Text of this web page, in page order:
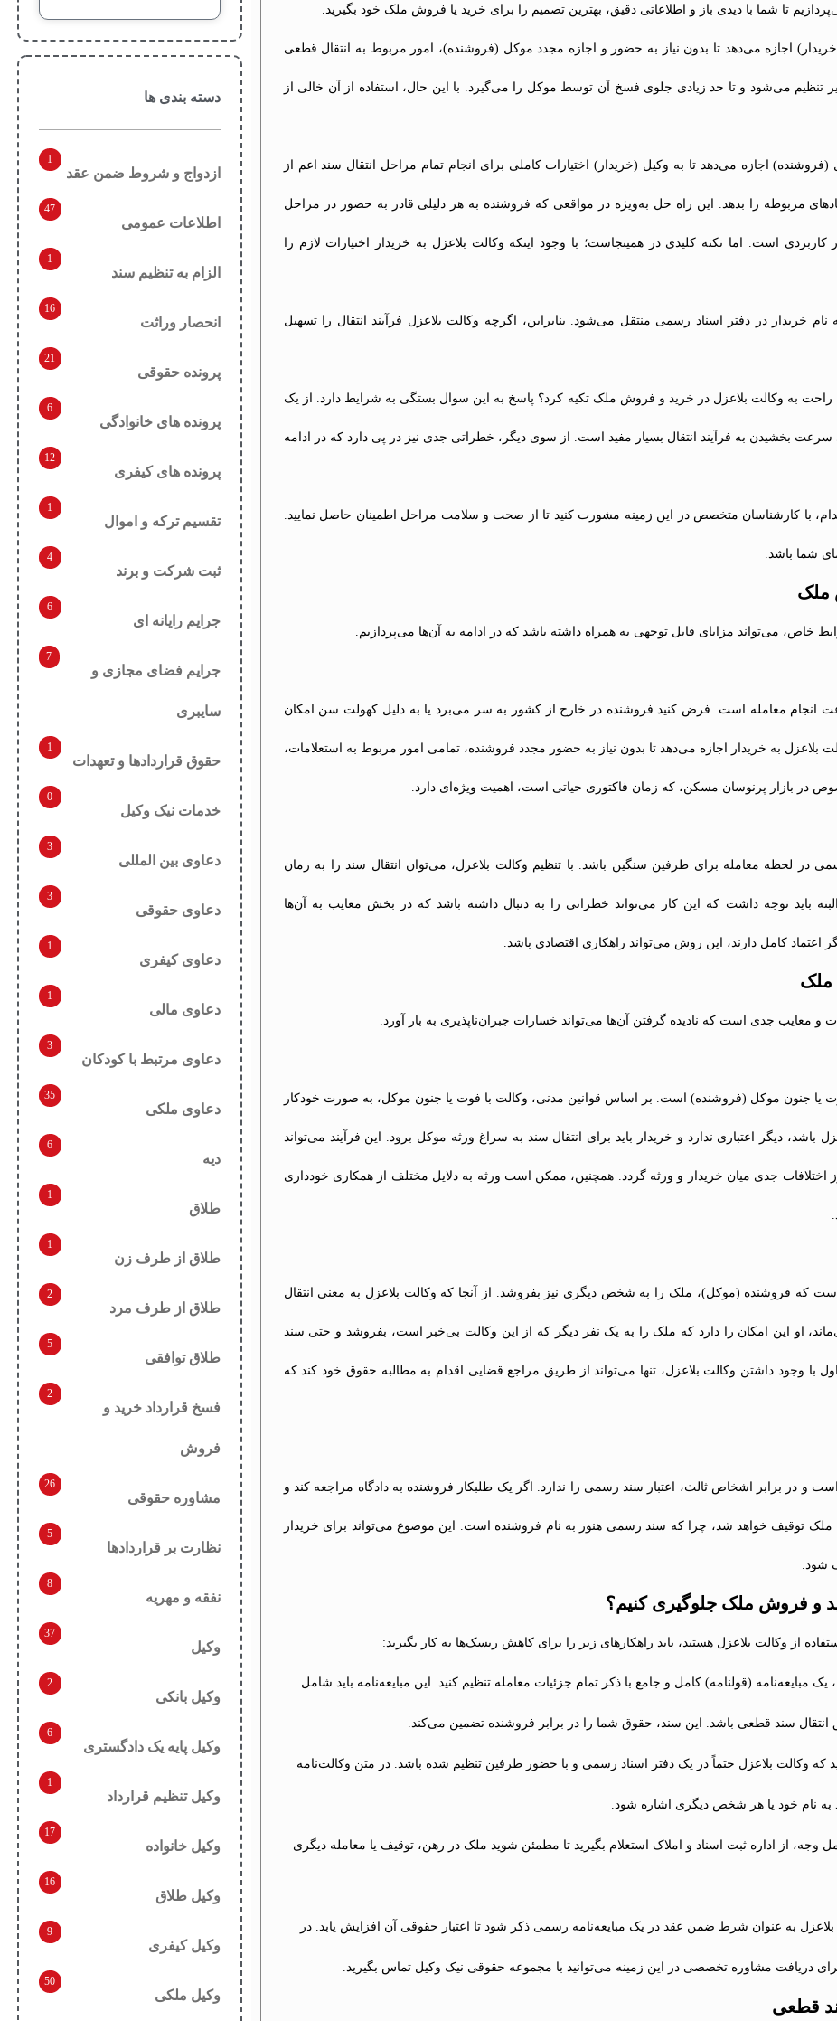
تا شما با دیدی باز و اطلاعاتی دقیق، بهترین تصمیم را برای خرید یا فروش ملک خود بگیرید.
اجازه می‌دهد تا بدون نیاز به حضور و اجازه مجدد موکل (فروشنده)، امور مربوط به انتقال قطعی
تنظیم می‌شود و تا حد زیادی جلوی فسخ آن توسط موکل را می‌گیرد. با این حال، استفاده از آن خالی از
اجازه می‌دهد تا به وکیل (خریدار) اختیارات کاملی برای انجام تمام مراحل انتقال سند اعم از
مربوطه را بدهد. این راه حل به‌ویژه در مواقعی که فروشنده به هر دلیلی قادر به حضور در مراحل
است. اما نکته کلیدی در همینجاست؛ با وجود اینکه وکالت بلاعزل به خریدار اختیارات لازم را
خریدار در دفتر اسناد رسمی منتقل می‌شود. بنابراین، اگرچه وکالت بلاعزل فرآیند انتقال را تسهیل
راحت به وکالت بلاعزل در خرید و فروش ملک تکیه کرد؟ پاسخ به این سوال بستگی به شرایط دارد. از یک
سرعت بخشیدن به فرآیند انتقال بسیار مفید است. از سوی دیگر، خطراتی جدی نیز در پی دارد که در ادامه
با کارشناسان متخصص در این زمینه مشورت کنید تا از صحت و سلامت مراحل اطمینان حاصل نمایید.
شما باشد.
ملک
خاص، می‌تواند مزایای قابل توجهی به همراه داشته باشد که در ادامه به آن‌ها می‌پردازیم.
انجام معامله است. فرض کنید فروشنده در خارج از کشور به سر می‌برد یا به دلیل کهولت سن امکان
بلاعزل به خریدار اجازه می‌دهد تا بدون نیاز به حضور مجدد فروشنده، تمامی امور مربوط به استعلامات،
در بازار پرنوسان مسکن، که زمان فاکتوری حیاتی است، اهمیت ویژه‌ای دارد.
در لحظه معامله برای طرفین سنگین باشد. با تنظیم وکالت بلاعزل، می‌توان انتقال سند را به زمان
باید توجه داشت که این کار می‌تواند خطراتی را به دنبال داشته باشد که در بخش معایب به آن‌ها
اعتماد کامل دارند، این روش می‌تواند راهکاری اقتصادی باشد.
ملک
و معایب جدی است که نادیده گرفتن آن‌ها می‌تواند خسارات جبران‌ناپذیری به بار آورد.
یا جنون موکل (فروشنده) است. بر اساس قوانین مدنی، وکالت با فوت یا جنون موکل، به صورت خودکار
دیگر اعتباری ندارد و خریدار باید برای انتقال سند به سراغ ورثه موکل برود. این فرآیند می‌تواند
اختلافات جدی میان خریدار و ورثه گردد. همچنین، ممکن است ورثه به دلایل مختلف از همکاری خودداری
که فروشنده (موکل)، ملک را به شخص دیگری نیز بفروشد. از آنجا که وکالت بلاعزل به معنی انتقال
او این امکان را دارد که ملک را به یک نفر دیگر که از این وکالت بی‌خبر است، بفروشد و حتی سند
با وجود داشتن وکالت بلاعزل، تنها می‌تواند از طریق مراجع قضایی اقدام به مطالبه حقوق خود کند که
و در برابر اشخاص ثالث، اعتبار سند رسمی را ندارد. اگر یک طلبکار فروشنده به دادگاه مراجعه کند و
ملک توقیف خواهد شد، چرا که سند رسمی هنوز به نام فروشنده است. این موضوع می‌تواند برای خریدار
شود.
و فروش ملک جلوگیری کنیم؟
از وکالت بلاعزل هستید، باید راهکارهای زیر را برای کاهش ریسک‌ها به کار بگیرید:
مبایعه‌نامه (قولنامه) کامل و جامع با ذکر تمام جزئیات معامله تنظیم کنید. این مبایعه‌نامه باید شامل
سند قطعی باشد. این سند، حقوق شما را در برابر فروشنده تضمین می‌کند.
که وکالت بلاعزل حتماً در یک دفتر اسناد رسمی و با حضور طرفین تنظیم شده باشد. در متن وکالت‌نامه
نام خود یا هر شخص دیگری اشاره شود.
وجه، از اداره ثبت اسناد و املاک استعلام بگیرید تا مطمئن شوید ملک در رهن، توقیف یا معامله دیگری
به عنوان شرط ضمن عقد در یک مبایعه‌نامه رسمی ذکر شود تا اعتبار حقوقی آن افزایش یابد. در
دریافت مشاوره تخصصی در این زمینه می‌توانید با مجموعه حقوقی نیک وکیل تماس بگیرید.
قطعی
دسته بندی ها
ازدواج و شروط ضمن عقد
1
اطلاعات عمومی
47
الزام به تنظیم سند
1
انحصار وراثت
16
پرونده حقوقی
21
پرونده های خانوادگی
6
پرونده های کیفری
12
تقسیم ترکه و اموال
1
ثبت شرکت و برند
4
جرایم رایانه ای
6
جرایم فضای مجازی و
سایبری
7
حقوق قراردادها و تعهدات
1
خدمات نیک وکیل
0
دعاوی بین المللی
3
دعاوی حقوقی
3
دعاوی کیفری
1
دعاوی مالی
1
دعاوی مرتبط با کودکان
3
دعاوی ملکی
35
دیه
6
طلاق
1
طلاق از طرف زن
1
طلاق از طرف مرد
2
طلاق توافقی
5
فسخ قرارداد خرید و
فروش
2
مشاوره حقوقی
26
نظارت بر قراردادها
5
نفقه و مهریه
8
وکیل
37
وکیل بانکی
2
وکیل پایه یک دادگستری
6
وکیل تنظیم قرارداد
1
وکیل خانواده
17
وکیل طلاق
16
وکیل کیفری
9
وکیل ملکی
50